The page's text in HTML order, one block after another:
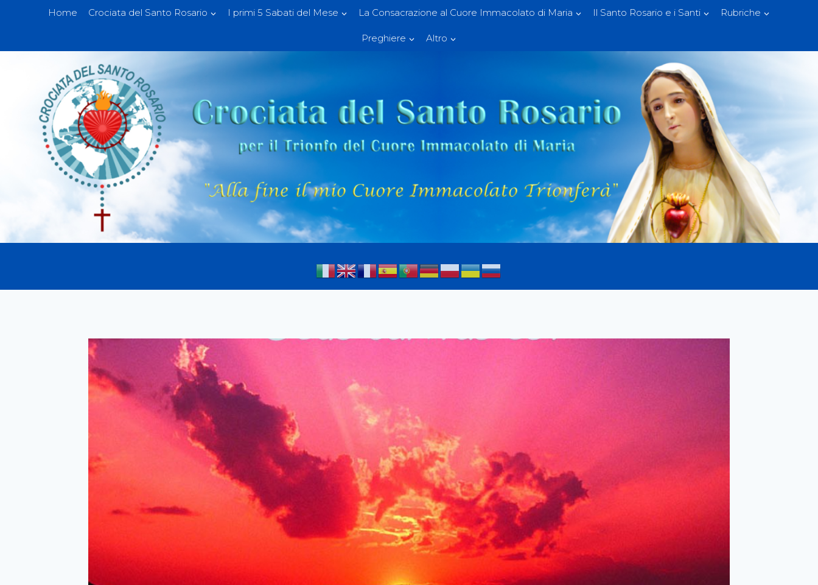
Home Crociata del Santo Rosario I primi 5 Sabati del Mese La Consacrazione al Cuore Immacolato di Maria Il Santo Rosario e i Santi Rubriche
Preghiere Altro